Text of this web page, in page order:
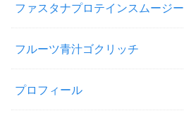
ファスタナプロテインスムージー
フルーツ青汁ゴクリッチ
プロフィール